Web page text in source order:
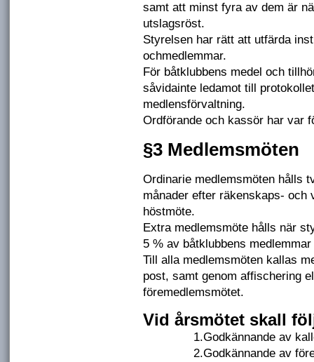
samt att minst fyra av dem är
utslagsröst.
Styrelsen har rätt att utfärda
ochmedlemmar.
För båtklubbens medel och
såvidainte ledamot till
medlensförvaltning.
Ordförande och kassör har var
§3 Medlemsmöten
Ordinarie medlemsmöten hålls
månader efter räkenskaps- och
höstmöte.
Extra medlemsmöte hålls när
5 % av båtklubbens
Till alla medlemsmöten kallas
post, samt genom affischering
föremedlemsmötet.
Vid årsmötet skall
1.Godkännande av
2.Godkännande av